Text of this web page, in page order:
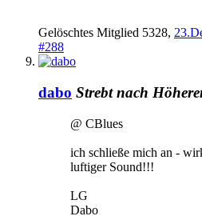
Gelöschtes Mitglied 5328,
#288
dabo Strebt nach
@ CBlues
ich schließe mich an -
luftiger Sound!!!
LG
Dabo